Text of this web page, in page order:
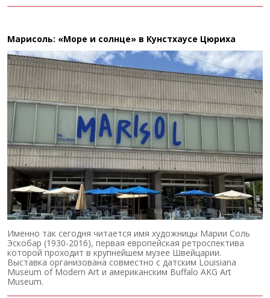
Марисоль: «Море и солнце» в Кунстхаусе Цюриха
Именно так сегодня читается имя художницы Марии Соль
Эскобар (1930-2016), первая европейская ретроспектива
которой проходит в крупнейшем музее Швейцарии.
Выставка организована совместно с датским Louisiana
Museum of Modern Art и американским Buffalo AKG Art
Museum.